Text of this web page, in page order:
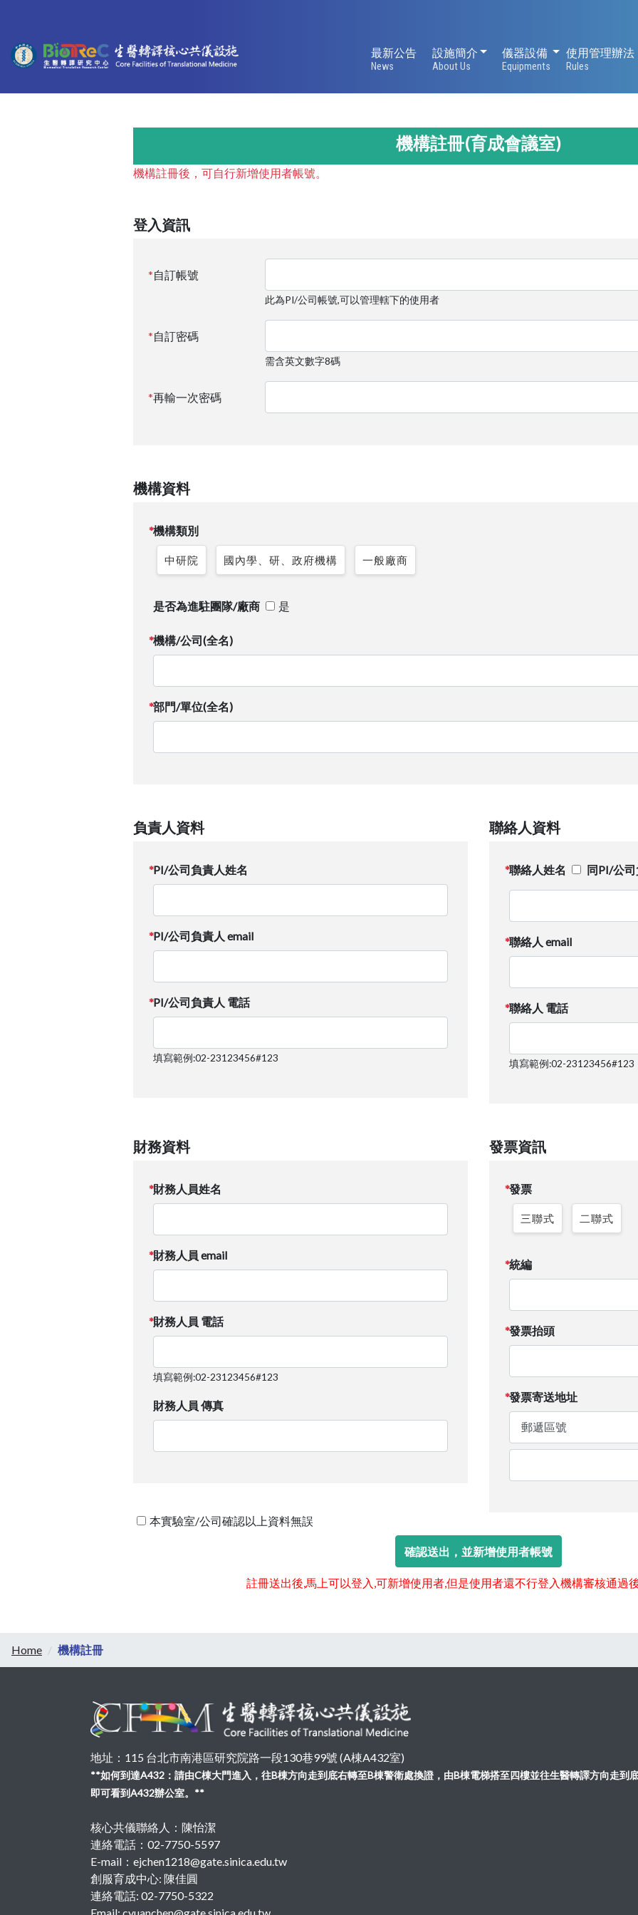
最新公告
News
設施簡介
About Us
設施簡介儀器設備
Equipments
儀器設備
使用管理辦法
Rules
機構註冊(育成會議室)
機構註冊後，可自行新增使用者帳號。
登入資訊
自訂帳號
此為PI/公司帳號,可以管理轄下的使用者
自訂密碼
需含英文數字8碼
再輸一次密碼
機構資料
機構類別
中研院 國內學、研、政府機構 一般廠商
是否為進駐團隊/廠商 是
機構/公司(全名)
部門/單位(全名)
負責人資料
PI/公司負責人姓名
PI/公司負責人 email
PI/公司負責人 電話
填寫範例:02-23123456#123
聯絡人資料
聯絡人姓名 同PI/公
聯絡人 email
聯絡人 電話
填寫範例:02-23123456#123
財務資料
財務人員姓名
財務人員 email
財務人員 電話
填寫範例:02-23123456#123
財務人員 傳真
發票資訊
發票
三聯式 二聯式
統編
發票抬頭
發票寄送地址
本實驗室/公司確認以上資料無誤
註冊送出後,馬上可以登入,可新增使用者,但是使用者還不行登入機構審核通過
Home 機構註冊
地址：115 台北市南港區研究院路一段130巷99號 (A棟A432室)
**如何到達A432：請由C棟大門進入，往B棟方向走到底右轉至B棟警衛處換證，由B棟電梯搭至四樓並往生醫轉譯方向走到
即可看到A432辦公室。**
核心共儀聯絡人：陳怡潔
連絡電話：02-7750-5597
E-mail：ejchen1218@gate.sinica.edu.tw
創服育成中心: 陳佳圓
連絡電話: 02-7750-5322